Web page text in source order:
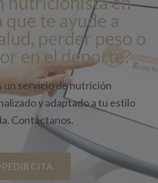
que te ayude a
perder peso o
en el deporte?
un servicio de nutrición
y adaptado a tu estilo
Contáctanos.
PEDIR CITA